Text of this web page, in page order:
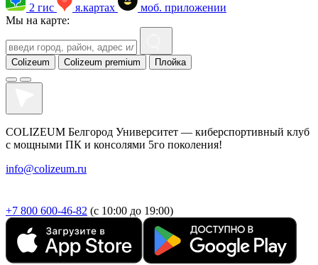
2 гис
я.картах
моб. приложении
Мы на карте:
Colizeum Colizeum premium Плойка
COLIZEUM Белгород Университет — киберспортивный клуб
с мощными ПК и консолями 5го поколения!
info@colizeum.ru
+7 800 600-46-82 (с 10:00 до 19:00)